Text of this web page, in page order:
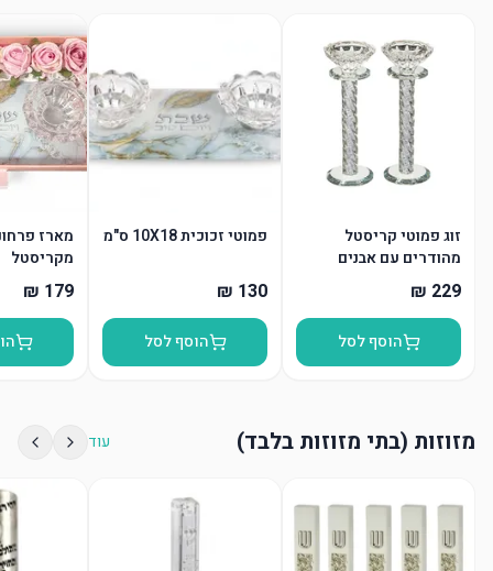
זוג פמוטי קריסטל
מהודרים עם אבנים
הוסף לסל
פמוטי זכוכית 10X18 ס"מ
הוסף לסל
מארז
מקריסטל
מזוזות (בתי מזוזות בלבד) עוד